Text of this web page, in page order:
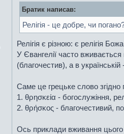
Братик написав:
Релігія - це добре, чи
Релігія є різною: є релігія
У Євангелії часто вживається
(благочестив), а в
Саме це грецьке слово згідно
1. θρησκεία - богослужіння,
2. θρήσκος - благочестивий,
Ось приклади вживання